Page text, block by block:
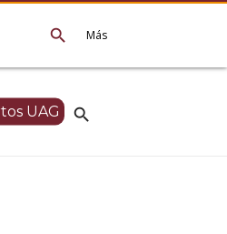
Más
search
search
UAG